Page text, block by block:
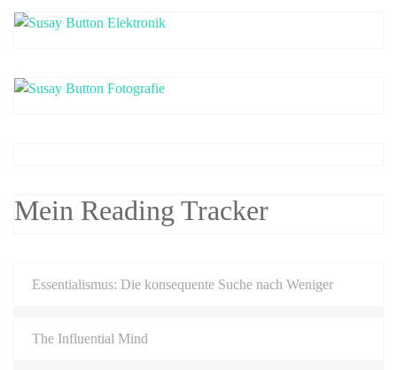
Mein Reading Tracker
Essentialismus: Die konsequente Suche nach Weniger
The Influential Mind